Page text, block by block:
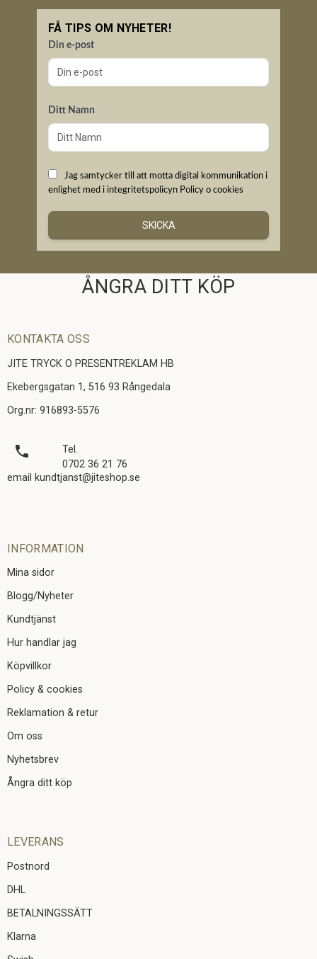
FÅ TIPS OM NYHETER!
Din e-post
Ditt Namn
Jag samtycker till att motta digital kommunikation i
enlighet med i integritetspolicyn Policy o cookies
SKICKA
ÅNGRA DITT KÖP
KONTAKTA OSS
JITE TRYCK O PRESENTREKLAM HB
Ekebergsgatan 1, 516 93 Rångedala
Org.nr: 916893-5576
local_phone
Tel.
0702 36 21 76
email kundtjanst@jiteshop.se
INFORMATION
Mina sidor
Blogg/Nyheter
Kundtjänst
Hur handlar jag
Köpvillkor
Policy & cookies
Reklamation & retur
Om oss
Nyhetsbrev
Ångra ditt köp
LEVERANS
Postnord
DHL
BETALNINGSSÄTT
Klarna